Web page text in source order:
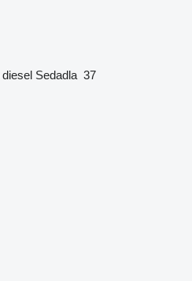
diesel Sedadla 37